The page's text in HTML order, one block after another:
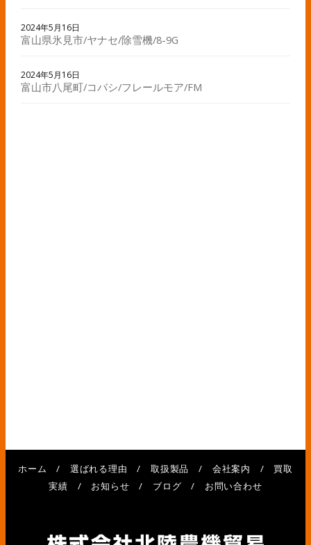
2024年5月16日
富山県氷見市/ヤナセ/除雪機/8-9G
2024年5月16日
富山市八尾町/コバシ/フレールモア/FM
ホーム / 選ばれる理由 /取扱製品 / 会社案内 / 買取
実績 / お知らせ / ブログ / お問い合わせ